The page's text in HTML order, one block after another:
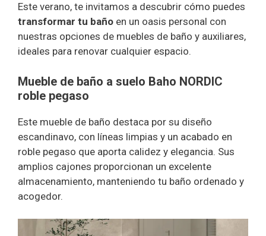
Este verano, te invitamos a descubrir cómo puedes
transformar tu baño en un oasis personal con
nuestras opciones de muebles de baño y auxiliares,
ideales para renovar cualquier espacio.
Mueble de baño a suelo Baho NORDIC
roble pegaso
Este mueble de baño destaca por su diseño
escandinavo, con líneas limpias y un acabado en
roble pegaso que aporta calidez y elegancia. Sus
amplios cajones proporcionan un excelente
almacenamiento, manteniendo tu baño ordenado y
acogedor.